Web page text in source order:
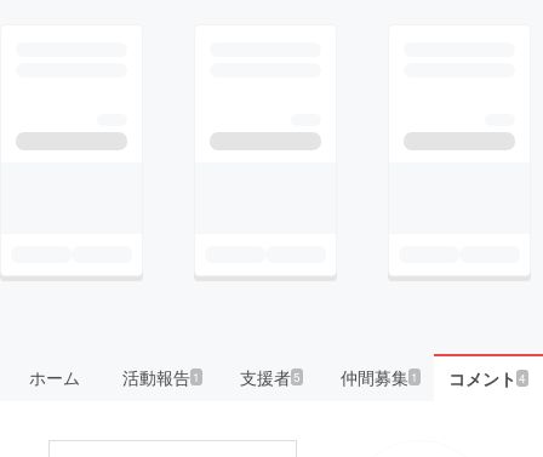
ホーム 活動報告1 支援者5 仲間募集 1 コメント4